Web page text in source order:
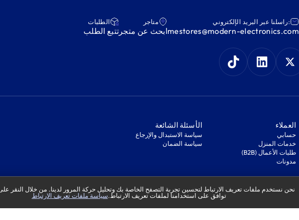
:راسلنا عبر البريد الإلكتروني
mestores@modern-electronics.com
متاجر
ابحث عن متجر
‫الطلبات‬
‫تتبع الطلب‬
‫العملاء‬
‫حسابي‬
‫خدمات المنزل‬
‫طلبات الأعمال (B2B)‬
مدونات
‫الأسئلة الشائعة‬
‫سياسة الاستبدال والإرجاع‬
‫سياسة الضمان‬
نحن نستخدم ملفات تعريف الارتباط لتحسين تجربة التصفح الخاصة بك وتحليل حركة المرور لدينا. من خلال النقر
توافق على استخدامنا لملفات تعريف الارتباط.سياسة ملفات تعريف الارتباط